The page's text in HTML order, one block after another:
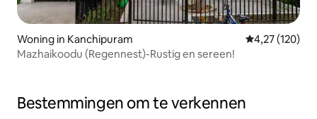
Woning in Kanchipuram Gemiddelde
4,27 (120)
Mazhaikoodu (Regennest)-Rustig en sereen!
Bestemmingen om te verkennen